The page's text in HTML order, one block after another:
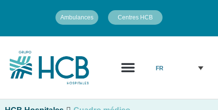
Ambulances Centres HCB
FR